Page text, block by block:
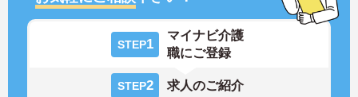
STEP1
マイナビ介護
職にご登録
STEP2 求人のご紹介